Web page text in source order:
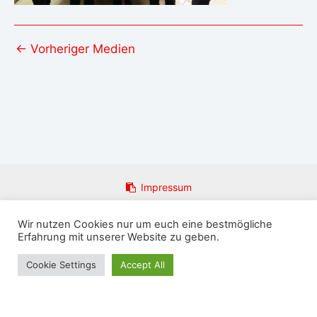
← Vorheriger Medien
Impressum
Login
Email an Admin
Presseanfragen
Wir nutzen Cookies nur um euch eine bestmögliche
Erfahrung mit unserer Website zu geben.
Cookie Settings Accept All